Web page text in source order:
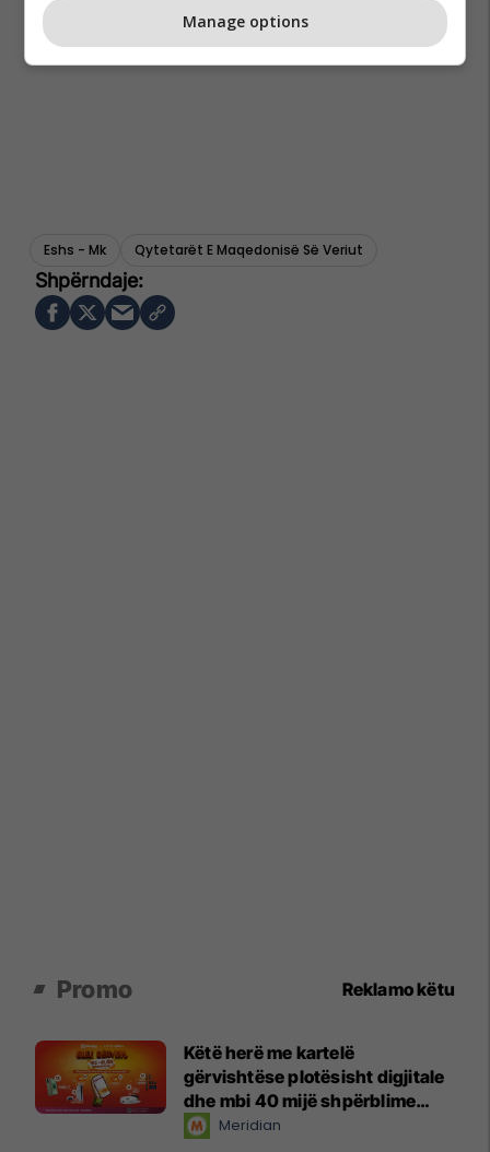
Eshs - Mk Qytetarët E Maqedonisë Së Veriut
Promo Reklamo këtu
Këtë herë me kartelë
gërvishtëse plotësisht digjitale
dhe mbi 40 mijë shpërblime
instant!Meridian
Manage options